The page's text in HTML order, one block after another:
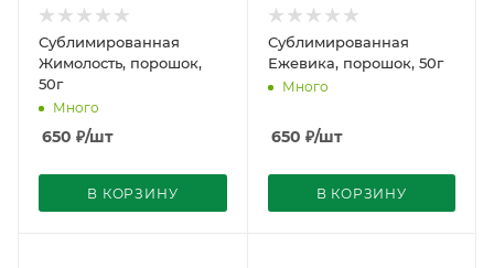
Сублимированная
Жимолость, порошок,
50г
Много
650 ₽/шт
В КОРЗИНУ
Сублимированная
Ежевика, порошок, 50г
Много
650 ₽/шт
В КОРЗИНУ